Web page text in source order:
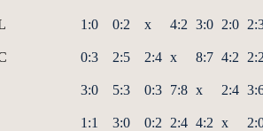
1:0 0:2 x 4:2 3:0 2:0
0:3 2:5 2:4 x 8:7 4:2
3:0 5:3 0:3 7:8 x 2:4
1:1 3:0 0:2 2:4 4:2 x